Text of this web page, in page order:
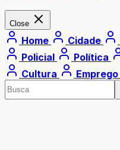
Close
Home Cidade
Policial
Política
Cultura
Emprego